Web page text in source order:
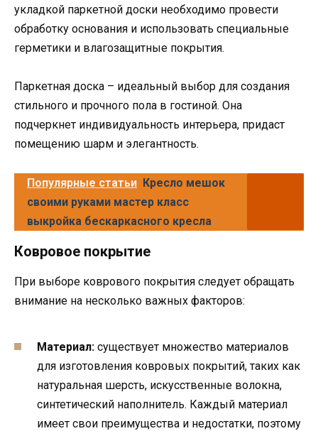
укладкой паркетной доски необходимо провести
обработку основания и использовать специальные
герметики и влагозащитные покрытия.
Паркетная доска – идеальный выбор для создания
стильного и прочного пола в гостиной. Она
подчеркнет индивидуальность интерьера, придаст
помещению шарм и элегантность.
Популярные статьи Кресло мешок
своими руками мастер класс
выкройка бескаркасного кресла
Ковровое покрытие
При выборе коврового покрытия следует обращать
внимание на несколько важных факторов:
Материал: существует множество материалов
для изготовления ковровых покрытий, таких как
натуральная шерсть, искусственные волокна,
синтетический наполнитель. Каждый материал
имеет свои преимущества и недостатки, поэтому